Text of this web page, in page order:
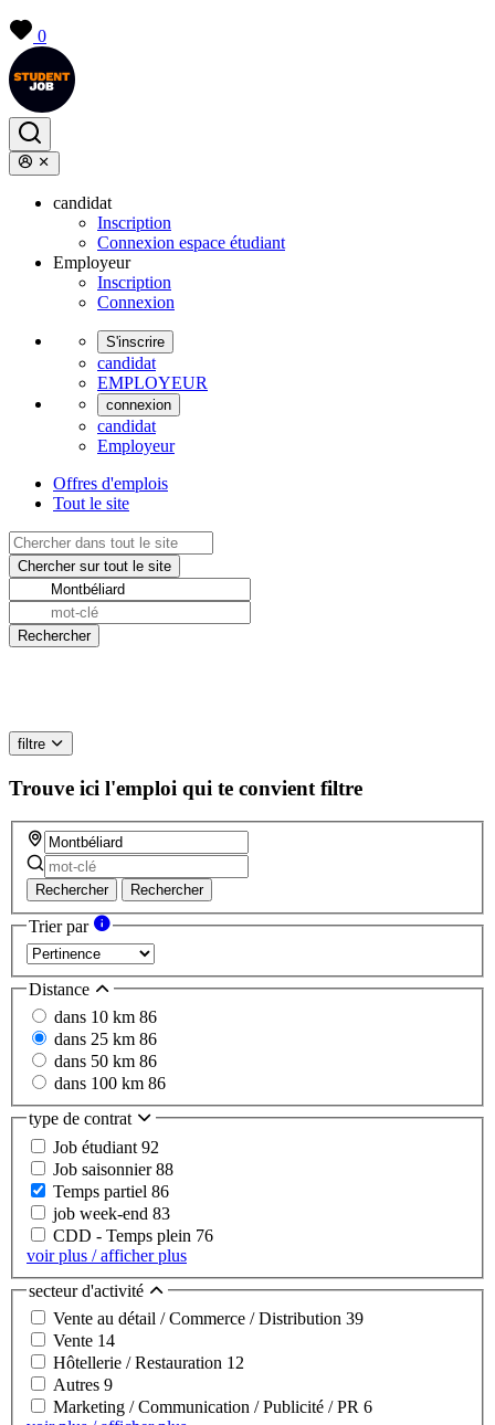
0
candidat
Inscription
Connexion espace étudiant
Employeur
Inscription
Connexion
S'inscrire
candidat
EMPLOYEUR
connexion
candidat
Employeur
Offres d'emplois
Tout le site
filtre
Trouve ici l'emploi qui te convient filtre
Rechercher Rechercher
Trier par
Distance
dans 10 km 86
dans 25 km 86
dans 50 km 86
dans 100 km 86
type de contrat
Job étudiant 92
Job saisonnier88
Temps partiel 86
job week-end 83
CDD - Temps plein 76
voir plus / afficher plus
secteur d'activité
Vente au détail / Commerce / Distribution 39
Vente 14
Hôtellerie / Restauration 12
Autres 9
Marketing / Communication / Publicité / PR 6